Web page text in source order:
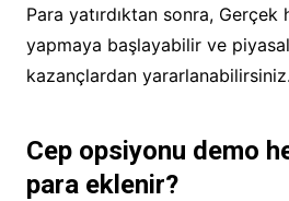
Para yatırdıktan sonra, Gerçek
yapmaya başlayabilir ve
kazançlardan yararlanabilirsiniz.
Cep opsiyonu demo
para eklenir?